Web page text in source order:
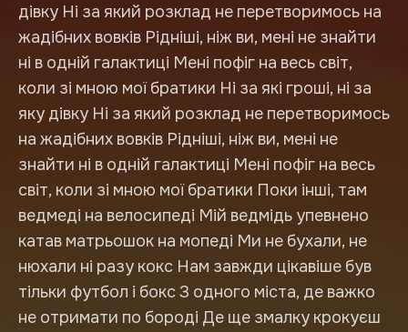
дівку Ні за який розклад не перетворимось на
жадібних вовків Рідніші, ніж ви, мені не знайти
ні в одній галактиці Мені пофіг на весь світ,
коли зі мною мої братики Ні за які гроші, ні за
яку дівку Ні за який розклад не перетворимось
на жадібних вовків Рідніші, ніж ви, мені не
знайти ні в одній галактиці Мені пофіг на весь
світ, коли зі мною мої братики Поки інші, там
ведмеді на велосипеді Мій ведмідь упевнено
катав матрьошок на мопеді Ми не бухали, не
нюхали ні разу кокс Нам завжди цікавіше був
тільки футбол і бокс З одного міста, де важко
не отримати по бороді Де ще змалку крокуєш